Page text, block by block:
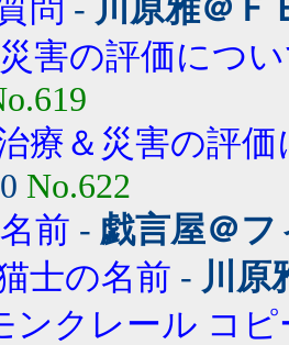
問 - 川原雅＠Ｆ
害の評価につ
療＆災害の評
No.622
前 - 戯言屋＠
士の名前 - 川原
ンクレール コ